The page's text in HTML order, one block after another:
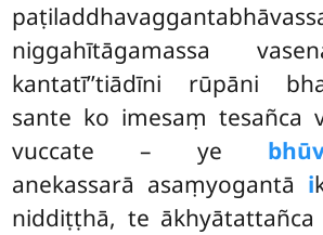
niggahītāgamassa
kantatī’’tiādīni rūpāni
sante ko imesaṃ tesañca
vuccate – ye
anekassarā asaṃyogantā i
niddiṭṭhā, te ākhyātattañca